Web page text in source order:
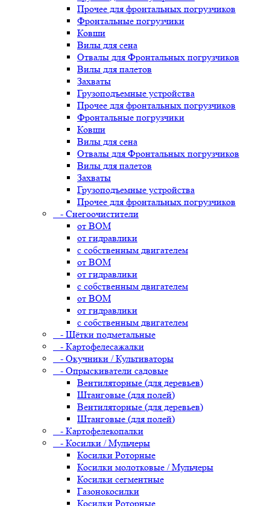
Прочее для фронтальных погрузчиков
Фронтальные погрузчики
Ковши
Вилы для сена
Отвалы для Фронтальных погрузчиков
Вилы для палетов
Захваты
Грузоподъемные устройства
Прочее для фронтальных погрузчиков
Фронтальные погрузчики
Ковши
Вилы для сена
Отвалы для Фронтальных погрузчиков
Вилы для палетов
Захваты
Грузоподъемные устройства
Прочее для фронтальных погрузчиков
- Снегоочистители
от ВОМ
от гидравлики
с собственным двигателем
от ВОМ
от гидравлики
с собственным двигателем
от ВОМ
от гидравлики
с собственным двигателем
- Щётки подметальные
- Картофелесажалки
- Окучники / Культиваторы
- Опрыскиватели садовые
Вентиляторные (для деревьев)
Штанговые (для полей)
Вентиляторные (для деревьев)
Штанговые (для полей)
- Картофелекопалки
- Косилки / Мульчеры
Косилки Роторные
Косилки молотковые / Мульчеры
Косилки сегментные
Газонокосилки
Косилки Роторные